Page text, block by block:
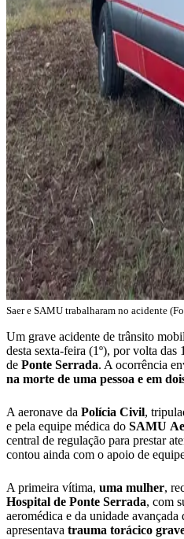
Saer e SAMU trabalharam no acidente
Um grave acidente de trânsito
desta sexta-feira (1º), por volta das
de Ponte Serrada. A ocorrência
na morte de uma pessoa e em
A aeronave da Polícia Civil,
e pela equipe médica do SAMU
central de regulação para prestar
contou ainda com o apoio de
A primeira vítima, uma mulher,
Hospital de Ponte Serrada, com
aeromédica e da unidade avançada
apresentava trauma torácico